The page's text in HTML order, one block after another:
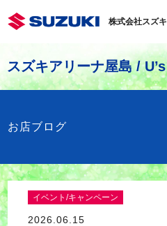
株式会社スズ
スズキアリーナ屋島 /
お店ブログ
イベント/キャンペーン
2026.06.15